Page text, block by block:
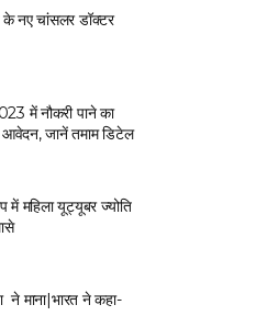
के नए चांसलर डॉक्टर
में नौकरी पाने का
जानें तमाम डिटेल
महिला यूट्यूबर ज्योति
ने माना|भारत ने कहा-